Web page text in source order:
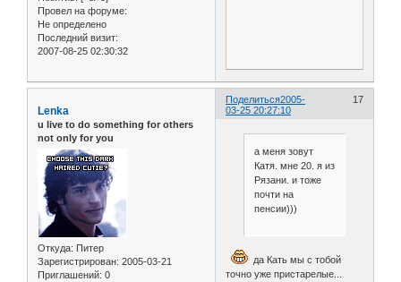
Провел на форуме:
Не определено
Последний визит:
2007-08-25 02:30:32
Поделиться 17
2005-
03-25 20:27:10
Lenka
u live to do something for others
not only for you
Откуда: Питер
Зарегистрирован: 2005-03-21
Приглашений: 0
а меня зовут
Катя. мне 20. я из
Рязани. и тоже
почти на
пенсии)))
да Кать мы с тобой
точно уже пристарелые...